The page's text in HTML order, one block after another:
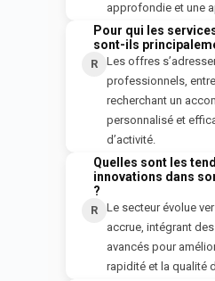
approfondie et une
Pour qui les
sont-ils
R
Les offres
professionnels,
recherchant un
personnalisé et
d’activité.
Quelles sont les
innovations dans
?
R
Le secteur évolue
accrue, intégrant
avancés pour
rapidité et la qualité